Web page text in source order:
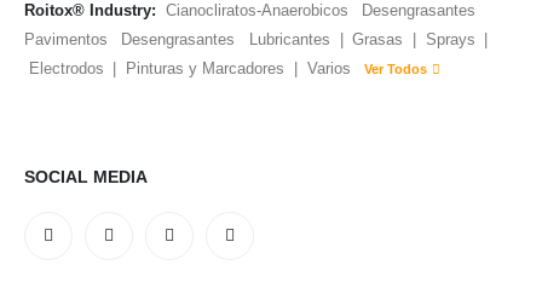
Roitox® Industry: Cianocliratos-Anaerobicos
Desengrasantes
Pavimentos
Desengrasantes Lubricantes Grasas Sprays
Electrodos
Pinturas y Marcadores Varios Ver Todos
SOCIAL MEDIA